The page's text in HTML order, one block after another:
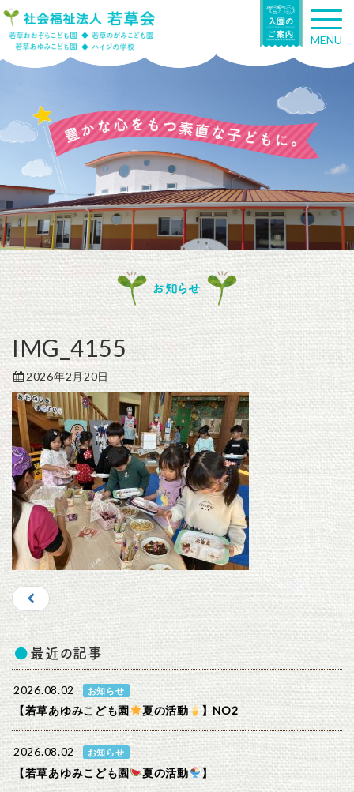
T
o
g
n
g
a
t
n
MENU
お知らせ
IMG_4155
2026年2月20日
最近の記事
2026.08.02 お知らせ
【若草あゆみこども園 夏の活動 】NO2
2026.08.02 お知らせ
【若草あゆみこども園 夏の活動 】